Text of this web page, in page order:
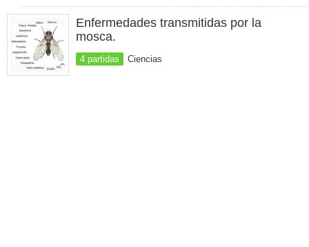
Enfermedades transmitidas por la
mosca.
4 partidas Ciencias